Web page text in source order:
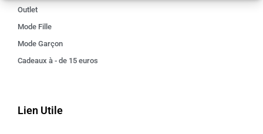
Outlet
Mode Fille
Mode Garçon
Cadeaux à - de 15 euros
Lien Utile